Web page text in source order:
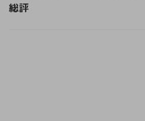
総評